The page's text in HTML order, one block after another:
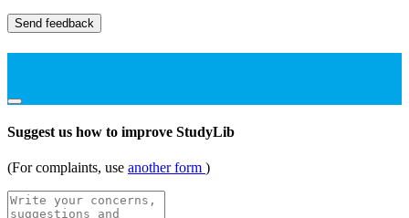
Send feedback
Suggest us how to improve StudyLib
(For complaints, use another form )